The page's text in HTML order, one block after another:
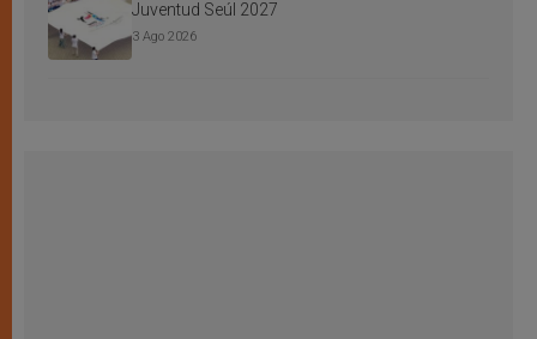
Juventud Seúl 2027
3 Ago 2026